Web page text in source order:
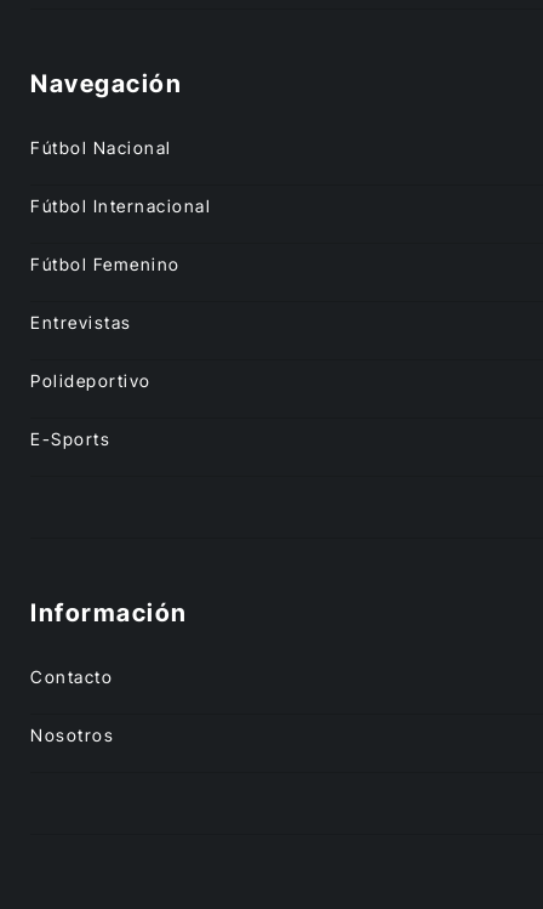
Navegación
Fútbol Nacional
Fútbol Internacional
Fútbol Femenino
Entrevistas
Polideportivo
E-Sports
Información
Contacto
Nosotros